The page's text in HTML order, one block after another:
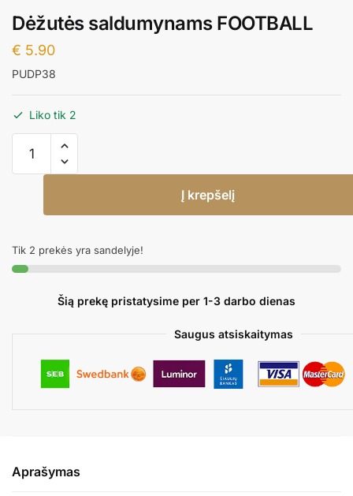
Dėžutės saldumynams FOOTBALL
€ 5.90
PUDP38
Liko tik 2
kiekis:
Dėžutės
FOOTBALL
Į krepšelį
Tik 2 prekės yra sandelyje!
Šią prekę pristatysime per 1-3 darbo dienas
Saugus atsiskaitymas
Aprašymas